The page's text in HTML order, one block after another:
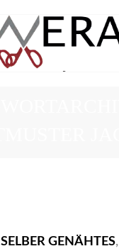
SELBER GENÄHTES,